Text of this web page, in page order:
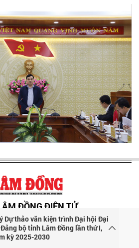
Dự thảo văn kiện trình Đại hội Đại
bộ tỉnh Lâm Đồng lần thứ I,
kỳ 2025-2030
ĐỒNG ĐIỆN TỬ
đốc: Lê Huy Toàn
trách báo điện tử: Vũ Ngọc Tú